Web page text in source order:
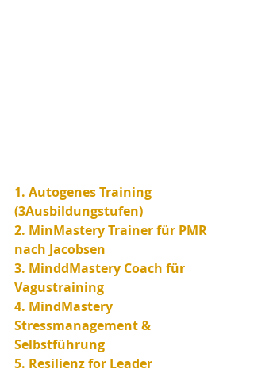
1. Autogenes Training
(3Ausbildungstufen)
2. MinMastery Trainer für PMR
nach Jacobsen
3. MinddMastery Coach für
Vagustraining
4. MindMastery
Stressmanagement &
Selbstführung
5. Resilienz for Leader